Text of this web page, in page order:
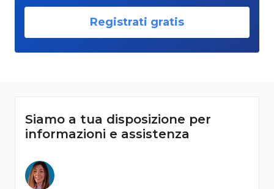
Registrati gratis
Siamo a tua disposizione per
informazioni e assistenza